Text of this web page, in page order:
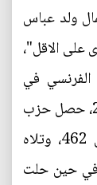
ولد عباس
على الاقل"،
الفرنسي في
1962 ولم يتركها ابدا. وفي انتخابات 2012، حصل حزب
الرئيس بوتفليقة على 221 مقعدا من اصل 462، وتلاه
ب70 مقعدا، في حين حلت